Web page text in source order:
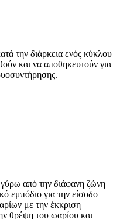
την διάρκεια ενός κύκλου
και να αποθηκευτούν για
από την διάφανη ζώνη
εμπόδιο για την είσοδο
με την έκκριση
θρέψη του ωαρίου και